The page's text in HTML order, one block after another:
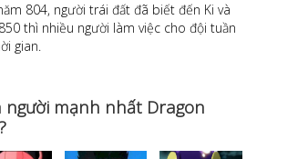
804, người trái đất đã biết đến Ki và
thì nhiều người làm việc cho đội tuần
gian.
người mạnh nhất Dragon